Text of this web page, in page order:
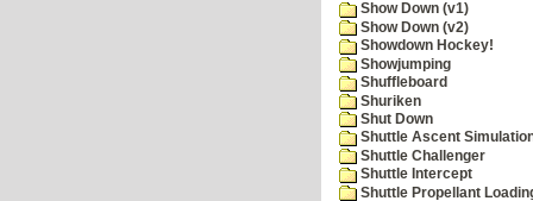
Show Down (v1)
Show Down (v2)
Showdown Hockey!
Showjumping
Shuffleboard
Shuriken
Shut Down
Shuttle Ascent
Shuttle Challenger
Shuttle Intercept
Shuttle Propellant